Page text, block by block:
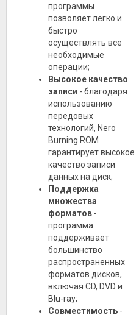
программы
позволяет легко и
быстро
осуществлять все
необходимые
операции;
Высокое качество
записи - благодаря
использованию
передовых
технологий, Nero
Burning ROM
гарантирует высокое
качество записи
данных на диск;
Поддержка
множества
форматов -
программа
поддерживает
большинство
распространенных
форматов дисков,
включая CD, DVD и
Blu-ray;
Совместимость -